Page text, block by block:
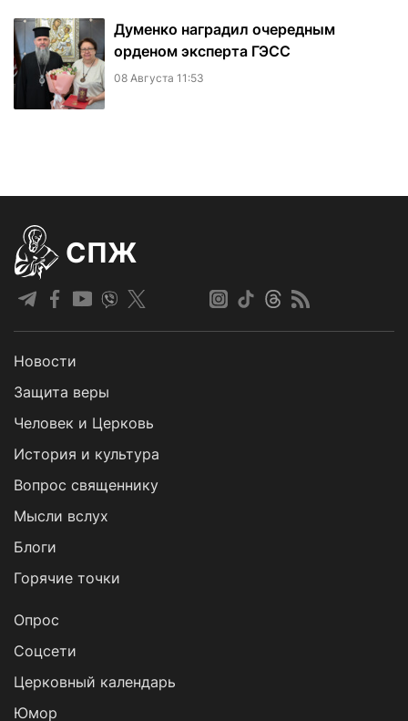
Думенко наградил очередным
орденом эксперта ГЭСС
08 Августа 11:53
СПЖ
Новости
Защита веры
Человек и Церковь
История и культура
Вопрос священнику
Мысли вслух
Блоги
Горячие точки
Опрос
Cоцсети
Церковный календарь
Юмор